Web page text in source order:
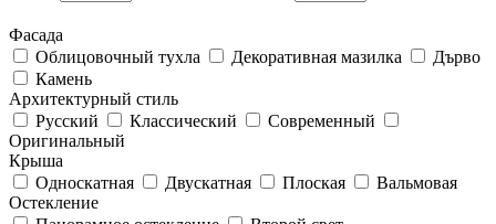
Фасада
Облицовочный тухла
Декоративная мазилка
Дърво
Камень
Архитектурный стиль
Русский
Классический
Современный
Оригинальный
Крыша
Односкатная
Двускатная Плоская
Вальмовая
Остекление